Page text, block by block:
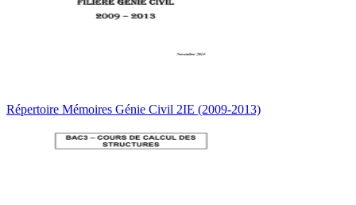
Répertoire Mémoires Génie Civil 2IE (2009-2013)